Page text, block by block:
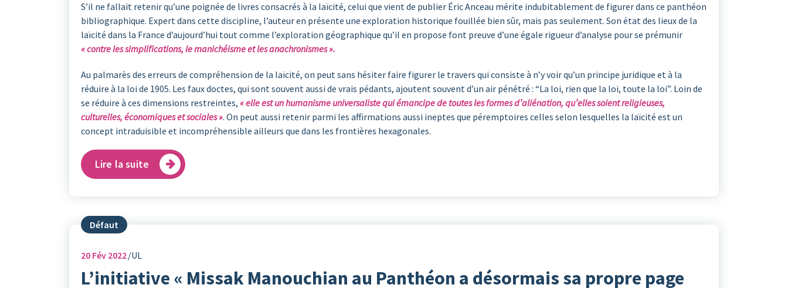
S’il ne fallait retenir qu’une poignée de livres consacrés à la laïcité, celui que vient de publier Éric Anceau mérite indubitablement de figurer dans ce panthéon
bibliographique. Expert dans cette discipline, l’auteur en présente une exploration historique fouillée bien sûr, mais pas seulement. Son état des lieux de la
laïcité dans la France d’aujourd’hui tout comme l’exploration géographique qu’il en propose font preuve d’une égale rigueur d’analyse pour se prémunir
« contre les simplifications, le manichéisme et les anachronismes ».
Au palmarès des erreurs de compréhension de la laïcité, on peut sans hésiter faire figurer le travers qui consiste à n’y voir qu’un principe juridique et à la
réduire à la loi de 1905. Les faux doctes, qui sont souvent aussi de vrais pédants, ajoutent souvent d’un air pénétré : “La loi, rien que la loi, toute la loi”. Loin de
se réduire à ces dimensions restreintes, « elle est un humanisme universaliste qui émancipe de toutes les formes d’aliénation, qu’elles soient religieuses,
culturelles, économiques et sociales ». On peut aussi retenir parmi les affirmations aussi ineptes que péremptoires celles selon lesquelles la laïcité est un
concept intraduisible et incompréhensible ailleurs que dans les frontières hexagonales.
Lire la suite
Défaut
20 Fév 2022 UL
L’initiative « Missak Manouchian au Panthéon a désormais sa propre page